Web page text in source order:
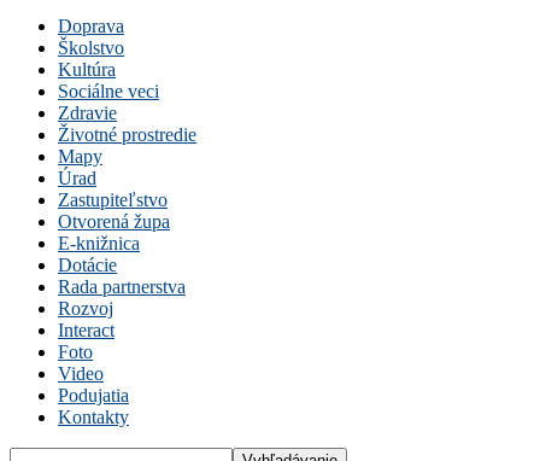
Doprava
Školstvo
Kultúra
Sociálne veci
Zdravie
Životné prostredie
Mapy
Úrad
Zastupiteľstvo
Otvorená župa
E-knižnica
Dotácie
Rada partnerstva
Rozvoj
Interact
Foto
Video
Podujatia
Kontakty